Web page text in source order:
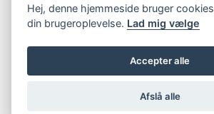
copyright © 2002-2023
Hej, denne hjemmeside bruger
din brugeroplevelse. Lad mig vælge
Accepter alle
Afslå alle